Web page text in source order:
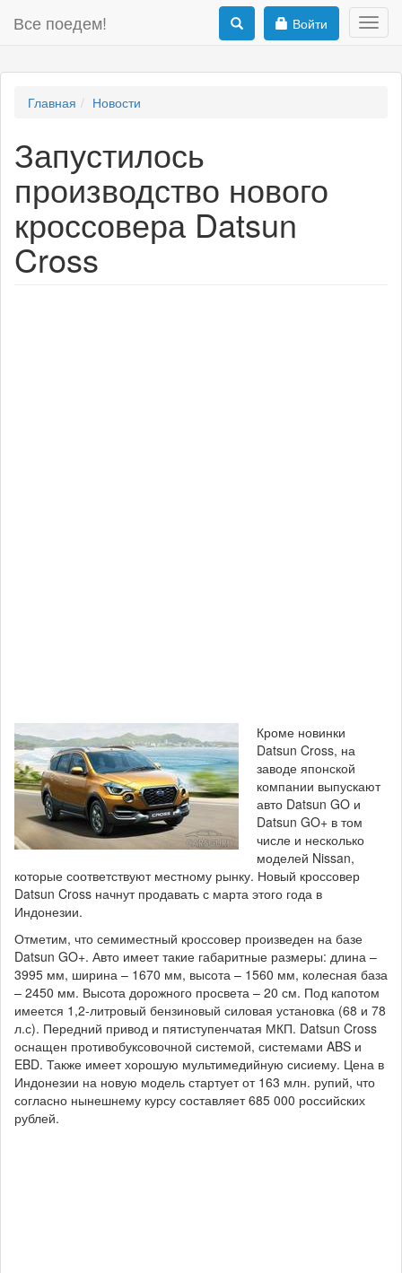
Все поедем! Войти
Главная Новости
Запустилось
производство нового
кроссовера Datsun
Cross
Кроме новинки
Datsun Cross, на
заводе японской
компании выпускают
авто Datsun GO и
Datsun GO+ в том
числе и несколько
моделей Nissan,
которые соответствуют местному рынку. Новый кроссовер
Datsun Cross начнут продавать с марта этого года в
Индонезии.
Отметим, что семиместный кроссовер произведен на базе
Datsun GO+. Авто имеет такие габаритные размеры: длина –
3995 мм, ширина – 1670 мм, высота – 1560 мм, колесная база
– 2450 мм. Высота дорожного просвета – 20 см. Под капотом
имеется 1,2-литровый бензиновый силовая установка (68 и 78
л.с). Передний привод и пятиступенчатая МКП. Datsun Cross
оснащен противобуксовочной системой, системами ABS и
EBD. Также имеет хорошую мультимедийную сисиему. Цена в
Индонезии на новую модель стартует от 163 млн. рупий, что
согласно нынешнему курсу составляет 685 000 российских
рублей.